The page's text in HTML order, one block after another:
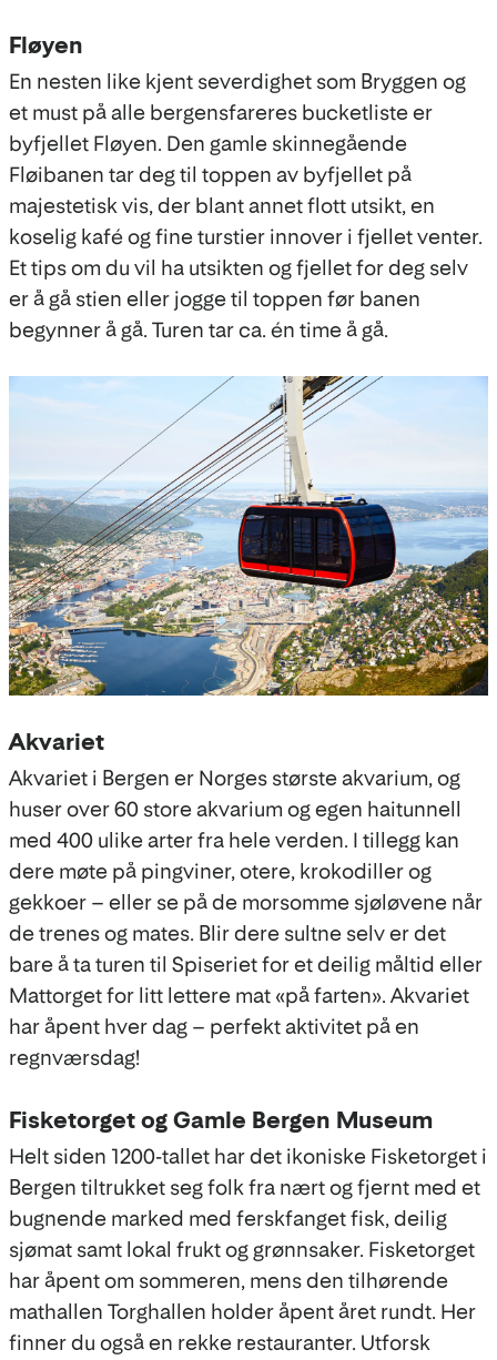
Fløyen
En nesten like kjent severdighet som Bryggen og
et must på alle bergensfareres bucketliste er
byfjellet Fløyen. Den gamle skinnegående
Fløibanen tar deg til toppen av byfjellet på
majestetisk vis, der blant annet flott utsikt, en
koselig kafé og fine turstier innover i fjellet venter.
Et tips om du vil ha utsikten og fjellet for deg selv
er å gå stien eller jogge til toppen før banen
begynner å gå. Turen tar ca. én time å gå.
Akvariet
Akvariet i Bergen er Norges største akvarium, og
huser over 60 store akvarium og egen haitunnell
med 400 ulike arter fra hele verden. I tillegg kan
dere møte på pingviner, otere, krokodiller og
gekkoer – eller se på de morsomme sjøløvene når
de trenes og mates. Blir dere sultne selv er det
bare å ta turen til Spiseriet for et deilig måltid eller
Mattorget for litt lettere mat «på farten». Akvariet
har åpent hver dag – perfekt aktivitet på en
regnværsdag!
Fisketorget og Gamle Bergen Museum
Helt siden 1200-tallet har det ikoniske Fisketorget i
Bergen tiltrukket seg folk fra nært og fjernt med et
bugnende marked med ferskfanget fisk, deilig
sjømat samt lokal frukt og grønnsaker. Fisketorget
har åpent om sommeren, mens den tilhørende
mathallen Torghallen holder åpent året rundt. Her
finner du også en rekke restauranter. Utforsk